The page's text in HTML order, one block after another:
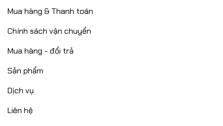
Mua hàng & Thanh toán
Chính sách vận chuyển
Mua hàng - đổi trả
Sản phẩm
Dịch vụ
Liên hệ